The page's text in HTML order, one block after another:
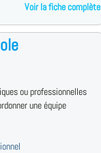
Voir la fiche complète
ou professionnelles
une équipe